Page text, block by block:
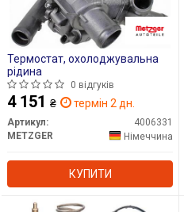
Термостат, охолоджувальна
рідина
0 відгуків
4 151 ₴ термін 2 дн.
Артикул:
4006331
METZGER
Німеччина
КУПИТИ